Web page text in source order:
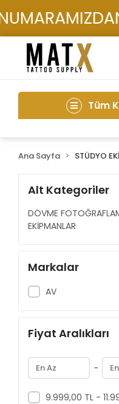
Tüm
Ana Sayfa STÜDYO
Alt Kategoriler
DÖVME
EKİPMANLAR
Markalar
AV
Fiyat Aralıkları
-
9.999,00 TL -